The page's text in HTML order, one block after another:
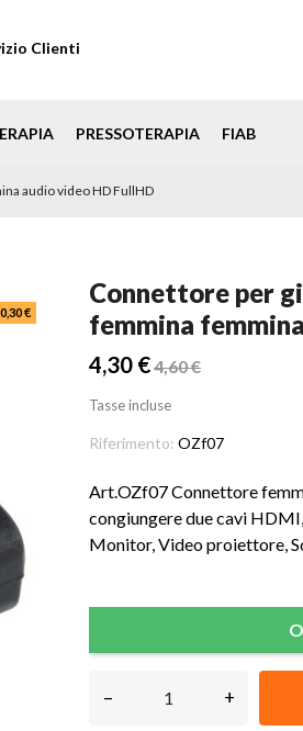
Clienti
PRESSOTERAPIA FIAB
audio video HD FullHD
€
Connettore per
femmina
4,30 €4,60 €
Tasse incluse
Riferimento: OZf07
Art.OZf07 Connettore
congiungere due cavi
Monitor, Video proiettore,
– +